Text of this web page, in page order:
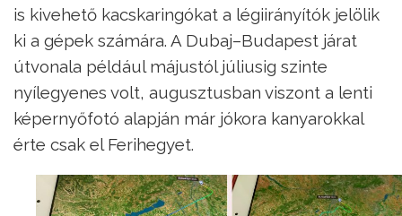
is kivehető kacskaringókat a légiirányítók jelölik
ki a gépek számára. A Dubaj–Budapest járat
útvonala például májustól júliusig szinte
nyílegyenes volt, augusztusban viszont a lenti
képernyőfotó alapján már jókora kanyarokkal
érte csak el Ferihegyet.